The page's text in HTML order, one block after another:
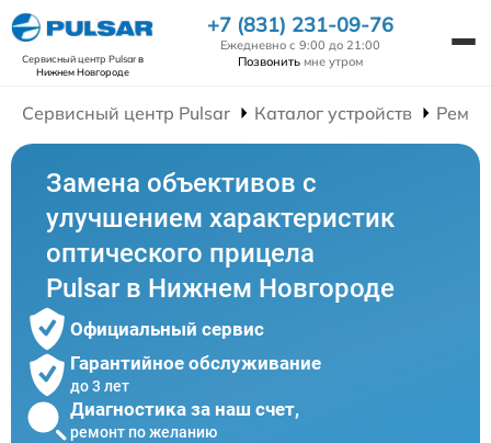
Сервисный центр Pulsarв
Нижнем Новгороде
+7 (831) 231-09-76
Ежедневно с 9:00 до 21:00
Позвонить мне утром
Сервисный центр Pulsar Каталог устройств
Замена объективов с
улучшением характеристик
оптического прицела
Pulsar в Нижнем Новгороде
Официальный сервис
Гарантийное обслуживание
до 3 лет
Диагностика за наш счет,
ремонт по желанию